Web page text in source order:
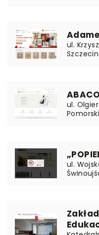
ul.
ul.
ul.